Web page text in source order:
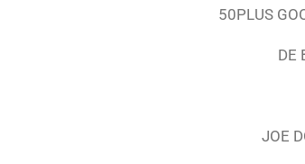
50PLUS
DE
JOE